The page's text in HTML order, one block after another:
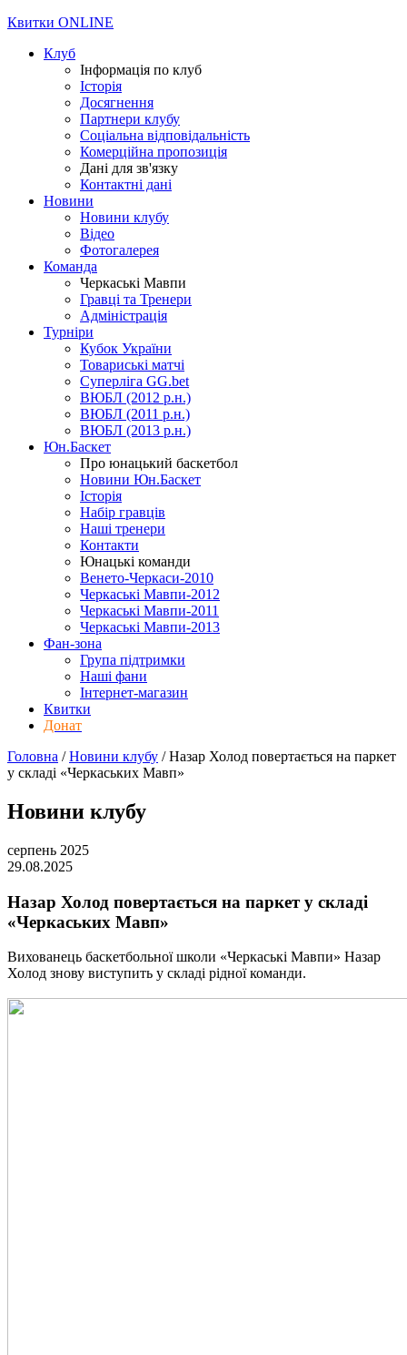
Квитки ONLINE
Клуб
Інформація по клуб
Історія
Досягнення
Партнери клубу
Соціальна відповідальність
Комерційна пропозиція
Дані для зв'язку
Контактні дані
Новини
Новини клубу
Відео
Фотогалерея
Команда
Черкаські Мавпи
Гравці та Тренери
Адміністрація
Турніри
Кубок України
Товариські матчі
Суперліга GG.bet
ВЮБЛ (2012 р.н.)
ВЮБЛ (2011 р.н.)
ВЮБЛ (2013 р.н.)
Юн.Баскет
Про юнацький баскетбол
Новини Юн.Баскет
Історія
Набір гравців
Наші тренери
Контакти
Юнацькі команди
Венето-Черкаси-2010
Черкаські Мавпи-2012
Черкаські Мавпи-2011
Черкаські Мавпи-2013
Фан-зона
Група підтримки
Наші фани
Інтернет-магазин
Квитки
Донат
Головна /Новини клубу /Назар Холод повертається на паркет
у складі «Черкаських Мавп»
Новини клубу
серпень 2025
29.08.2025
Назар Холод повертається на паркет у складі
«Черкаських Мавп»
Вихованець баскетбольної школи «Черкаські Мавпи» Назар
Холод знову виступить у складі рідної команди.